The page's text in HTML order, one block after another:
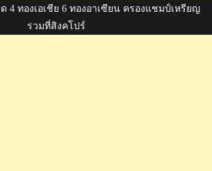
4 ทองเอเชีย 6 ทองอาเซียน ครองแชมป์เหรียญ
รวมที่สิงคโปร์